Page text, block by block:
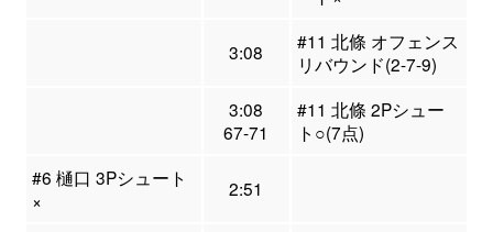
3:08
#11 北條 オフェンス
リバウンド(2-7-9)
3:08
67-71
#11 北條 2Pシュー
ト○(7点)
#6 樋口 3Pシュート
×
2:51